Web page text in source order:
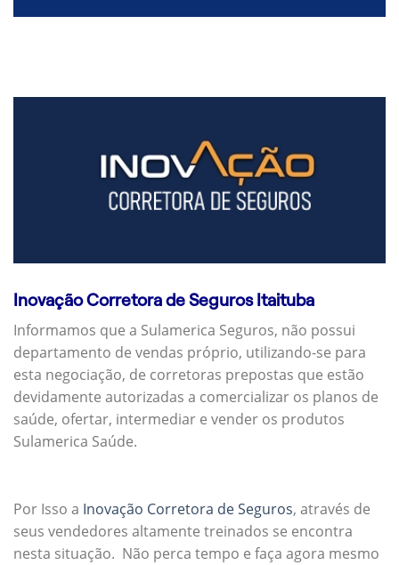
Inovação Corretora de Seguros Itaituba
Informamos que a Sulamerica Seguros, não possui
departamento de vendas próprio, utilizando-se para
esta negociação, de corretoras prepostas que estão
devidamente autorizadas a comercializar os planos de
saúde, ofertar, intermediar e vender os produtos
Sulamerica Saúde.
Por Isso a Inovação Corretora de Seguros, através de
seus vendedores altamente treinados se encontra
nesta situação. Não perca tempo e faça agora mesmo